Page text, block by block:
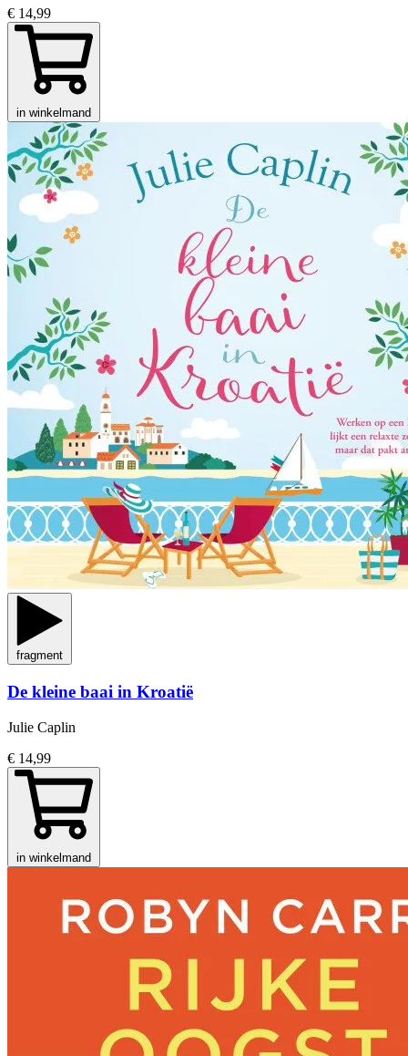
€ 14,99
in winkelmand
fragment
De kleine baai in Kroatië
Julie Caplin
€ 14,99
in winkelmand